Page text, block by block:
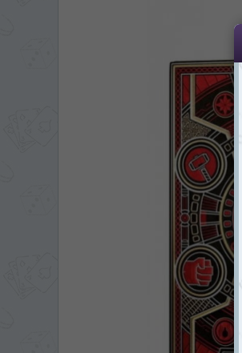
Vă
Если вы
Dacă doriți